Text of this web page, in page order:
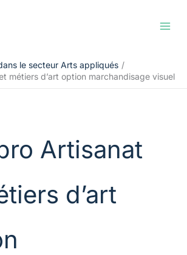
le secteur Arts appliqués
métiers d’art option marchandisage visuel
Artisanat
d’art